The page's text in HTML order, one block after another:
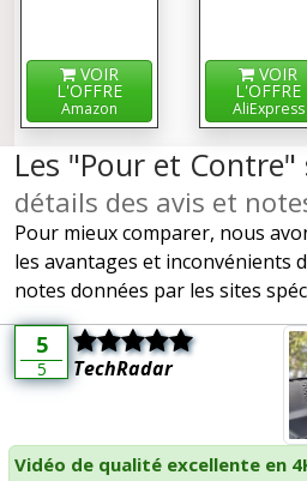
VOIR
L'OFFRE
Amazon
VOIR
L'OFFRE
AliExpress
Les "Pour et
détails des avis et
Pour mieux comparer, nous
les avantages et inconvénients
notes données par les sites
5
5 TechRadar
Vidéo de qualité excellente en